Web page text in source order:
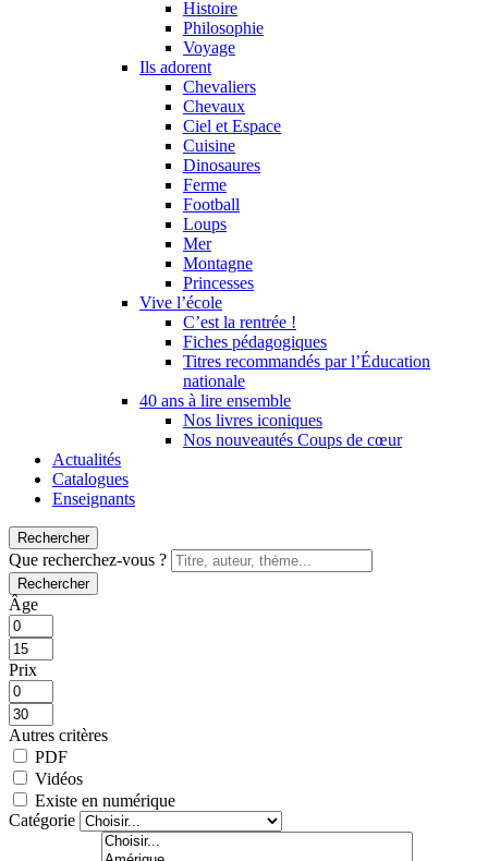
Histoire
Philosophie
Voyage
Ils adorent
Chevaliers
Chevaux
Ciel et Espace
Cuisine
Dinosaures
Ferme
Football
Loups
Mer
Montagne
Princesses
Vive l’école
C’est la rentrée !
Fiches pédagogiques
Titres recommandés par l’Éducation
nationale
40 ans à lire ensemble
Nos livres iconiques
Nos nouveautés Coups de cœur
Actualités
Catalogues
Enseignants
Rechercher
Que recherchez-vous ?
Rechercher
Âge
Prix
Autres critères
PDF
Vidéos
Existe en numérique
Catégorie